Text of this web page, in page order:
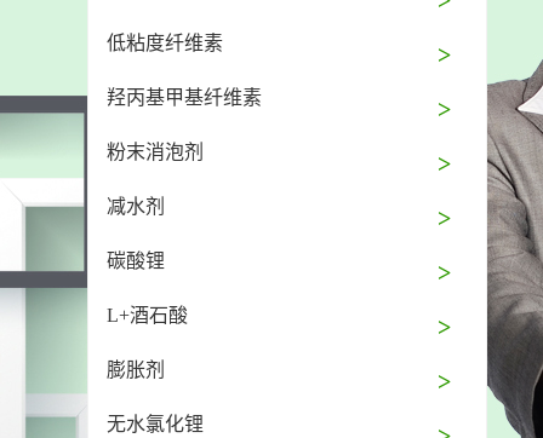
低粘度纤维素
羟丙基甲基纤维素
粉末消泡剂
减水剂
碳酸锂
L+酒石酸
膨胀剂
无水氯化锂